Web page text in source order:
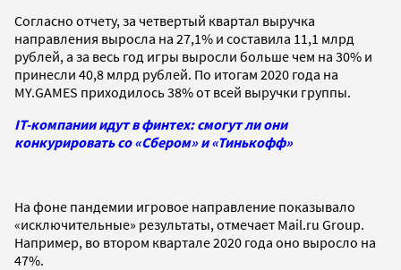
Согласно отчету, за четвертый квартал выручка
направления выросла на 27,1% и составила 11,1 млрд
рублей, а за весь год игры выросли больше чем на 30% и
принесли 40,8 млрд рублей. По итогам 2020 года на
MY.GAMES приходилось 38% от всей выручки группы.
IT-компании идут в финтех: смогут ли они
конкурировать со «Сбером» и «Тинькофф»
На фоне пандемии игровое направление показывало
«исключительные» результаты, отмечает Mail.ru Group.
Например, во втором квартале 2020 года оно выросло на
47%.